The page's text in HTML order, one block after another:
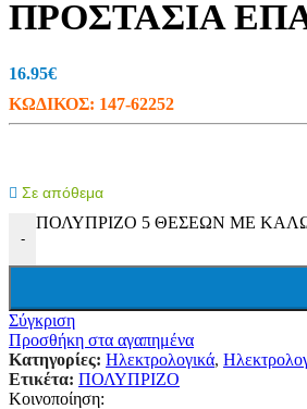
Ταινίες LED
Προβολείς
Μπαλαντέζες
Φακοί
Πρίζες
Στροφεία
Μετρητές
Αμπερόμετρα
Βολτόμετρα
Χριστουγεννιάτικα
ΠΡΟΣΤΑΣΙΑ
16.95€
ΚΩΔΙΚΟΣ: 147-62252
Σε απόθεμα
-
ΠΟΛΥΠΡΙΖΟ 5 ΘΕΣΕΩΝ ΜΕ
Σύγκριση
Προσθήκη στα αγαπημένα
Κατηγορίες: Ηλεκτρολογικά,
Ετικέτα: ΠΟΛΥΠΡΙΖΟ
Κοινοποίηση: